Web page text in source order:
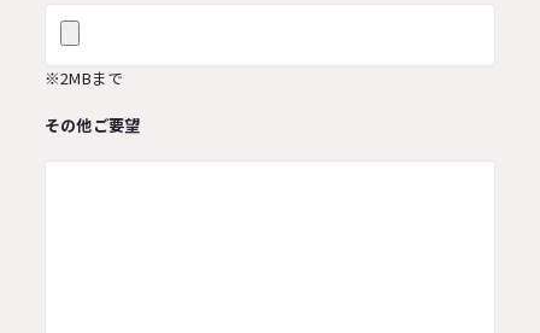
※2MBまで
その他ご要望